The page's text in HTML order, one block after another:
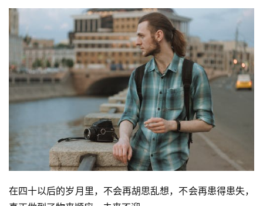
在四十以后的岁月里，不会再胡思乱想，不会再患得患失，